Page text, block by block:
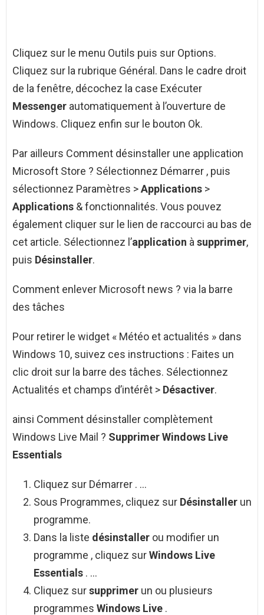
Cliquez sur le menu Outils puis sur Options.
Cliquez sur la rubrique Général. Dans le cadre droit
de la fenêtre, décochez la case Exécuter
Messenger automatiquement à l’ouverture de
Windows. Cliquez enfin sur le bouton Ok.
Par ailleurs Comment désinstaller une application
Microsoft Store ? Sélectionnez Démarrer , puis
sélectionnez Paramètres >Applications >
Applications & fonctionnalités. Vous pouvez
également cliquer sur le lien de raccourci au bas de
cet article. Sélectionnez l’application à supprimer,
puis Désinstaller.
Comment enlever Microsoft news ? via la barre
des tâches
Pour retirer le widget « Météo et actualités » dans
Windows 10, suivez ces instructions : Faites un
clic droit sur la barre des tâches. Sélectionnez
Actualités et champs d’intérêt > Désactiver.
ainsi Comment désinstaller complètement
Windows Live Mail ? Supprimer Windows Live
Essentials
Cliquez sur Démarrer . …
Sous Programmes, cliquez sur Désinstaller un
programme.
Dans la liste désinstaller ou modifier un
programme , cliquez surWindows Live
Essentials . …
Cliquez sursupprimer un ou plusieurs
programmes Windows Live .